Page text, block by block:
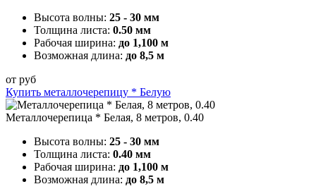
Высота волны: 25 - 30 мм
Толщина листа: 0.50 мм
Рабочая ширина: до 1,100 м
Возможная длина: до 8,5 м
от руб
Купить металлочерепицу * Белую
Металлочерепица * Белая, 8 метров, 0.40
Высота волны: 25 - 30 мм
Толщина листа: 0.40 мм
Рабочая ширина: до 1,100 м
Возможная длина: до 8,5 м